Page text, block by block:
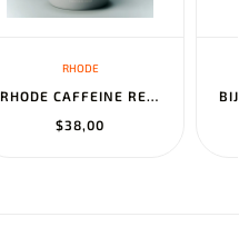
RHODE
RHODE CAFFEINE RESET SCULPTING CREAM MASK
$38,00